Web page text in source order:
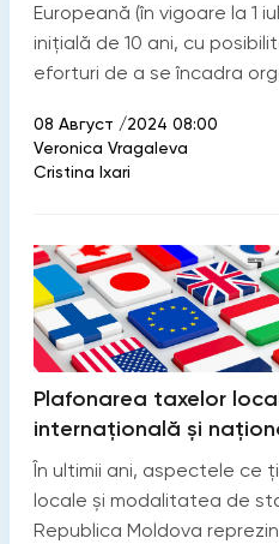
Europeană (în vigoare la 1
iniţială de 10 ani, cu
eforturi de a se încadra
08 Август /2024 08:00
Veronica Vragaleva
Cristina Ixari
Plafonarea taxelor
internațională și
În ultimii ani, aspectele ce
locale și modalitatea de
Republica Moldova